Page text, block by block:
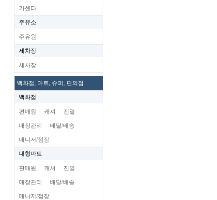
카센타
주유소
주유원
세차장
세차장
백화점, 마트, 슈퍼, 편의점
백화점
편매원 캐셔 진열
매장관리 배달/배송
매니저/점장
대형마트
판매원 캐셔 진열
매장관리 배달/배송
매니저/점장